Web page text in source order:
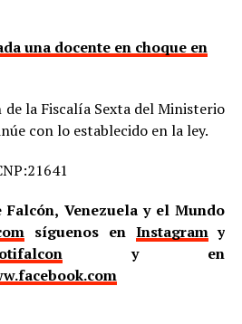
una docente en choque en
de la Fiscalía Sexta del Ministerio
con lo establecido en la ley.
Falcón, Venezuela y el Mundo
síguenos en Instagramy
y en